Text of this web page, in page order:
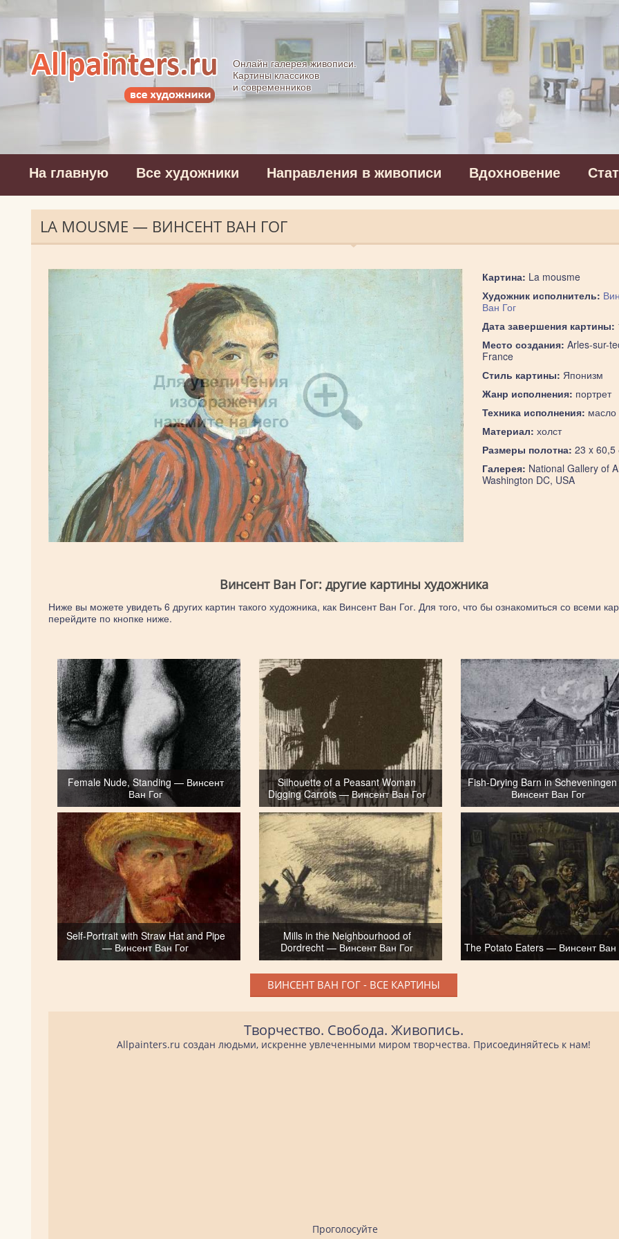
Allpainters.ru - картинная галерея
Онлайн галерея живописи.
Картины классиков
и современников
На главную Все художники Направления в живописи Вдохновение
LA MOUSME — ВИНСЕНТ ВАН ГОГ
Картина: La mousme
Художник исполнитель:
Ван Гог
Дата завершения картины:
Место создания: Arles-sur-
France
Стиль картины: Японизм
Жанр исполнения: портрет
Техника исполнения: масло
Материал: холст
Размеры полотна: 23 x 60,5
Галерея: National Gallery of
Washington DC, USA
Винсент Ван Гог: другие картины художника
Ниже вы можете увидеть 6 других картин такого художника, как Винсент Ван Гог. Для того, что бы ознакомиться со всеми
перейдите по кнопке ниже.
Female Nude, Standing — Винсент
Ван Гог
Silhouette of a Peasant Woman
Digging Carrots — Винсент Ван Гог
Fish-Drying Barn in
Винсент Ван Гог
Self-Portrait with Straw Hat and Pipe
— Винсент Ван Гог
Mills in the Neighbourhood of
Dordrecht — Винсент Ван Гог
The Potato Eaters — Винсент Ван
ВИНСЕНТ ВАН ГОГ - ВСЕ КАРТИНЫ
Творчество. Свобода. Живопись.
Allpainters.ru создан людьми, искренне увлеченными миром творчества. Присоединяйтесь к нам!
Проголосуйте